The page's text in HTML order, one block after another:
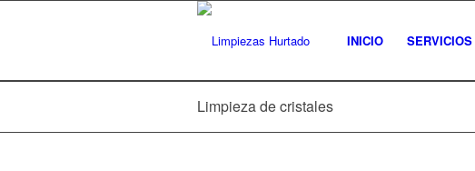
INICIO SERVICIOS
Limpieza de cristales